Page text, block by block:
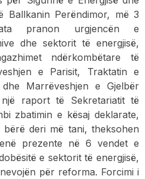
Ballkanin Perëndimor, më 3
pranon urgjencën e
dhe sektorit të energjisë,
ndërkombëtare të
e Parisit, Traktatin e
Marrëveshjen e Gjelbër
një raport të Sekretariatit të
zbatimin e kësaj deklarate,
deri më tani, theksohen
prezente në 6 vendet e
e sektorit të energjisë,
për reforma. Forcimi i